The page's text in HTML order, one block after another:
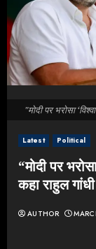
Latest Political
“मोदी पर
कहा राहुल
AUTHOR
"मोदी पर भरोसा